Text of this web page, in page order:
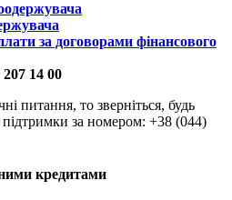
за договорами фінансового
207 14 00
питання, то зверніться, будь
підтримки за номером: +38 (044)
кредитами